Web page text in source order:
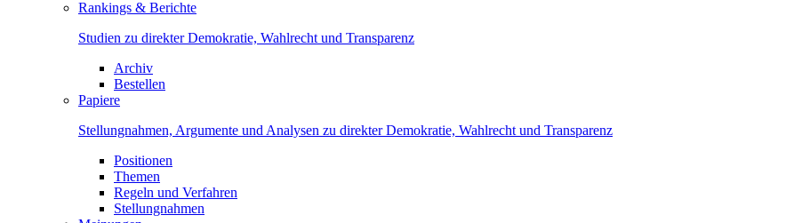
Rankings & Berichte
Studien zu direkter Demokratie, Wahlrecht und Transparenz
Archiv
Bestellen
Papiere
Stellungnahmen, Argumente und Analysen zu direkter Demokratie, Wahlrecht und Transparenz
Positionen
Themen
Regeln und Verfahren
Stellungnahmen